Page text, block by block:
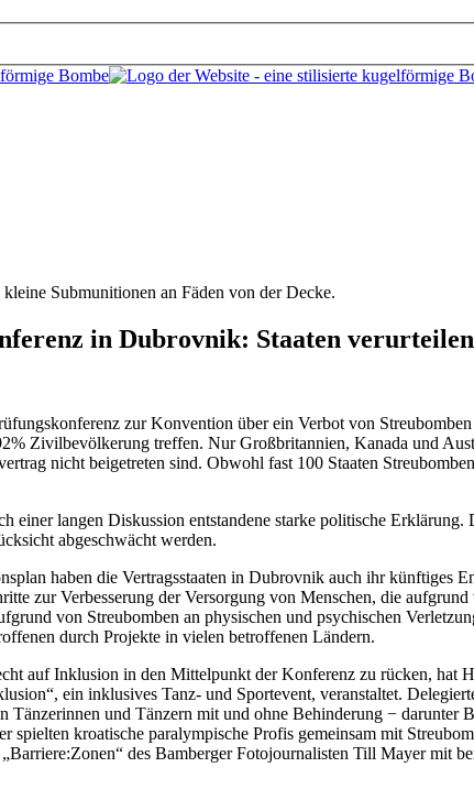
in Dubrovnik: Staaten
zur Konvention über ein Verbot von
Zivilbevölkerung treffen. Nur Großbritannien, Kanada und
nicht beigetreten sind. Obwohl fast 100 Staaten
einer langen Diskussion entstandene starke politische
abgeschwächt werden.
haben die Vertragsstaaten in Dubrovnik auch ihr künftiges
zur Verbesserung der Versorgung von Menschen, die
von Streubomben an physischen und psychischen
durch Projekte in vielen betroffenen Ländern.
auf Inklusion in den Mittelpunkt der Konferenz zu rücken, hat
ein inklusives Tanz- und Sportevent, veranstaltet.
Tänzerinnen und Tänzern mit und ohne Behinderung −
spielten kroatische paralympische Profis gemeinsam mit
des Bamberger Fotojournalisten Till Mayer mit